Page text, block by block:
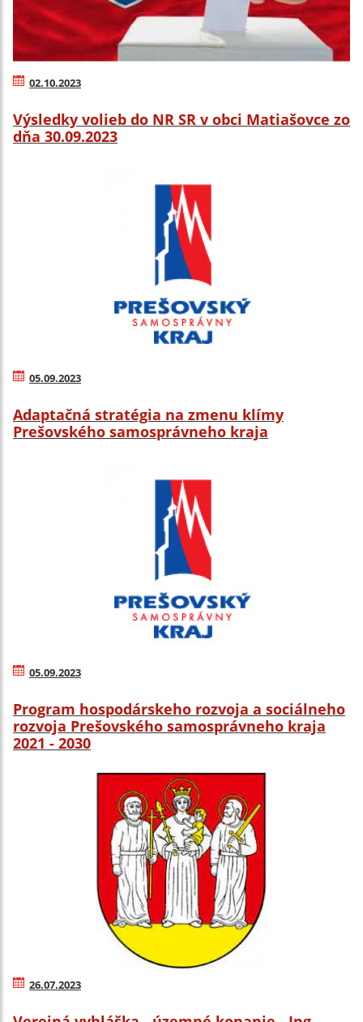
02.10.2023
Výsledky volieb do NR SR v obci Matiašovce zo
dňa 30.09.2023
05.09.2023
Adaptačná stratégia na zmenu klímy
Prešovského samosprávneho kraja
05.09.2023
Program hospodárskeho rozvoja a sociálneho
rozvoja Prešovského samosprávneho kraja
2021 - 2030
26.07.2023